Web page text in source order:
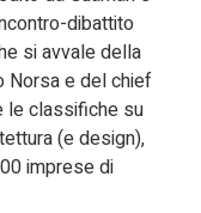
dibattito
si avvale della
Norsa e del chief
le classifiche su
(e design),
imprese di